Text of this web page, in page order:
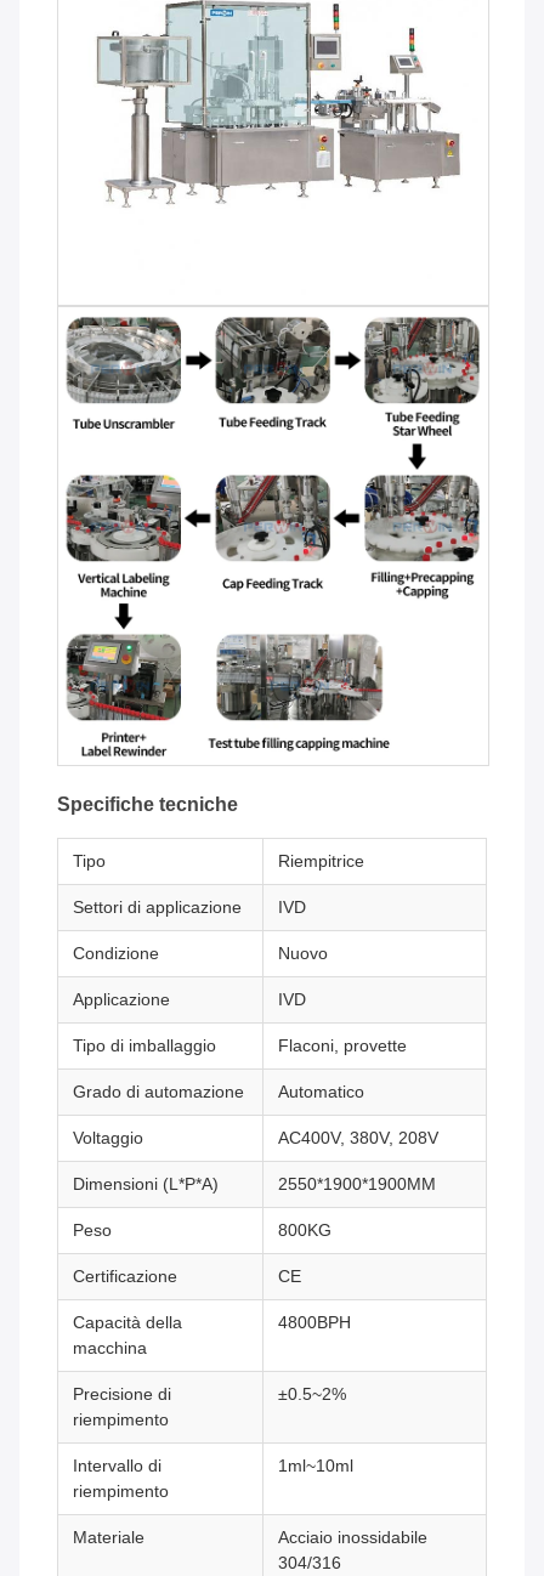
Specifiche tecniche
Tipo Riempitrice
Settori di applicazione IVD
Condizione Nuovo
Applicazione IVD
Tipo di imballaggio Flaconi, provette
Grado di automazione Automatico
Voltaggio AC400V, 380V, 208V
Dimensioni (L*P*A) 2550*1900*1900MM
Peso 800KG
Certificazione CE
Capacità della
macchina
4800BPH
Precisione di
riempimento
±0.5~2%
Intervallo di
riempimento
1ml~10ml
Materiale
Acciaio inossidabile
304/316